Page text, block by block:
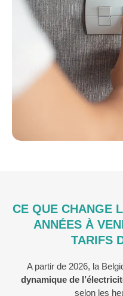
CE QUE CHANGE
ANNÉES À
TARIFS
A partir de 2026, la
dynamique de
selon les